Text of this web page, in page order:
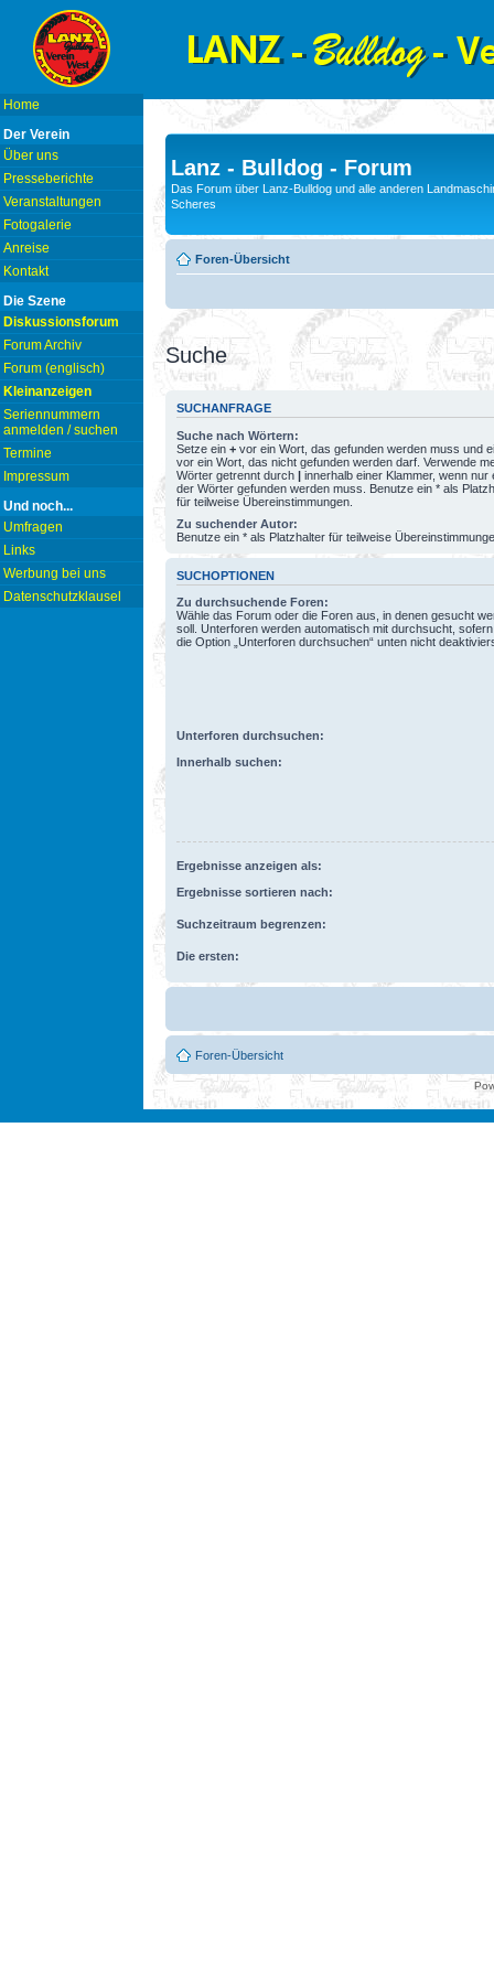
Home
Der Verein
Über uns
Presseberichte
Veranstaltungen
Fotogalerie
Anreise
Kontakt
Die Szene
Diskussionsforum
Forum Archiv
Forum (englisch)
Kleinanzeigen
Seriennummern
anmelden / suchen
Termine
Impressum
Und noch...
Umfragen
Links
Werbung bei uns
Datenschutzklausel
Lanz - Bulldog - Forum
Das Forum über Lanz-Bulldog und alle anderen
Scheres
Foren-Übersicht
Suche
SUCHANFRAGE
Suche nach Wörtern:
Setze ein + vor ein Wort, das gefunden werden muss und
vor ein Wort, das nicht gefunden werden darf. Verwende
Wörter getrennt durch | innerhalb einer Klammer, wenn nur
der Wörter gefunden werden muss. Benutze ein * als
für teilweise Übereinstimmungen.
Zu suchender Autor:
Benutze ein * als Platzhalter für teilweise
SUCHOPTIONEN
Zu durchsuchende Foren:
Wähle das Forum oder die Foren aus, in denen gesucht
soll. Unterforen werden automatisch mit durchsucht,
die Option „Unterforen durchsuchen“ unten nicht
Unterforen durchsuchen:
Innerhalb suchen:
Ergebnisse anzeigen als:
Ergebnisse sortieren nach:
Suchzeitraum begrenzen:
Die ersten:
Foren-Übersicht